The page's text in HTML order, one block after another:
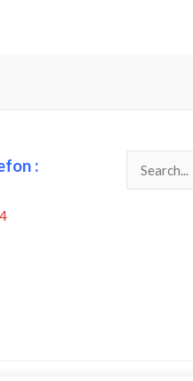
:
Search